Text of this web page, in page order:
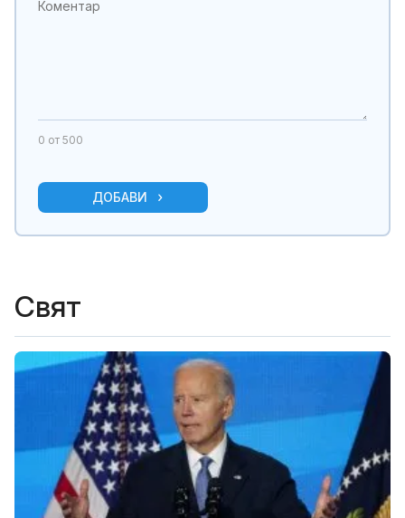
0 от 500
ДОБАВИ
Свят